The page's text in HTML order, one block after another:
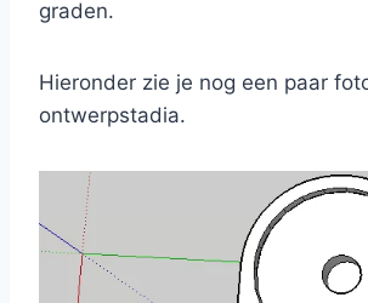
graden.
Hieronder zie je nog een paar
ontwerpstadia.